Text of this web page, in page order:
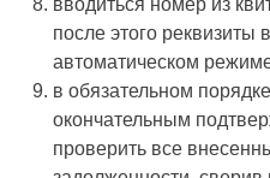
после этого реквизиты
автоматическом
в обязательном
окончательным
проверить все